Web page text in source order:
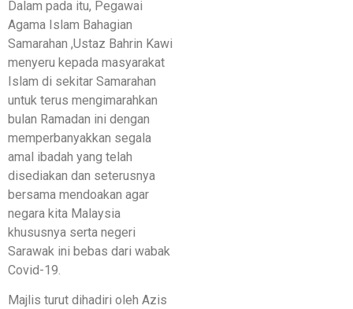
Dalam pada itu, Pegawai
Agama Islam Bahagian
Samarahan ,Ustaz Bahrin Kawi
menyeru kepada masyarakat
Islam di sekitar Samarahan
untuk terus mengimarahkan
bulan Ramadan ini dengan
memperbanyakkan segala
amal ibadah yang telah
disediakan dan seterusnya
bersama mendoakan agar
negara kita Malaysia
khususnya serta negeri
Sarawak ini bebas dari wabak
Covid-19.
Majlis turut dihadiri oleh Azis